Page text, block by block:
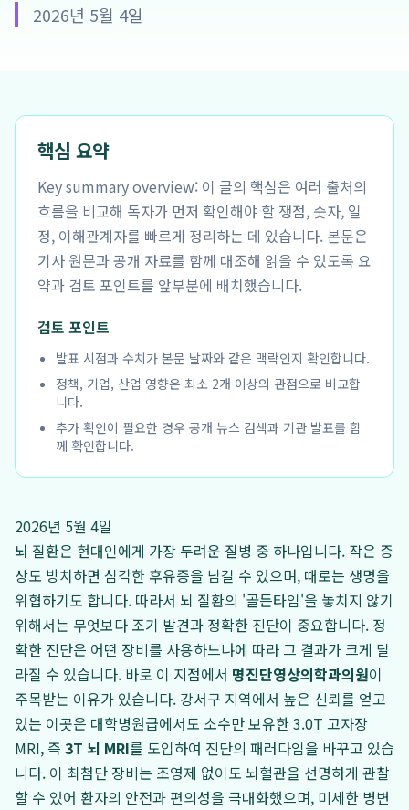
2026년 5월 4일
핵심 요약
Key summary overview: 이 글의 핵심은 여러 출처의
흐름을 비교해 독자가 먼저 확인해야 할 쟁점, 숫자, 일
정, 이해관계자를 빠르게 정리하는 데 있습니다. 본문은
기사 원문과 공개 자료를 함께 대조해 읽을 수 있도록 요
약과 검토 포인트를 앞부분에 배치했습니다.
검토 포인트
발표 시점과 수치가 본문 날짜와 같은 맥락인지 확인합니다.
정책, 기업, 산업 영향은 최소 2개 이상의 관점으로 비교합
니다.
추가 확인이 필요한 경우 공개 뉴스 검색과 기관 발표를 함
께 확인합니다.
2026년 5월 4일
뇌 질환은 현대인에게 가장 두려운 질병 중 하나입니다. 작은 증
상도 방치하면 심각한 후유증을 남길 수 있으며, 때로는 생명을
위협하기도 합니다. 따라서 뇌 질환의 '골든타임'을 놓치지 않기
위해서는 무엇보다 조기 발견과 정확한 진단이 중요합니다. 정
확한 진단은 어떤 장비를 사용하느냐에 따라 그 결과가 크게 달
라질 수 있습니다. 바로 이 지점에서 명진단영상의학과의원이
주목받는 이유가 있습니다. 강서구 지역에서 높은 신뢰를 얻고
있는 이곳은 대학병원급에서도 소수만 보유한 3.0T 고자장
MRI, 즉 3T 뇌 MRI를 도입하여 진단의 패러다임을 바꾸고 있습
니다. 이 최첨단 장비는 조영제 없이도 뇌혈관을 선명하게 관찰
할 수 있어 환자의 안전과 편의성을 극대화했으며, 미세한 병변